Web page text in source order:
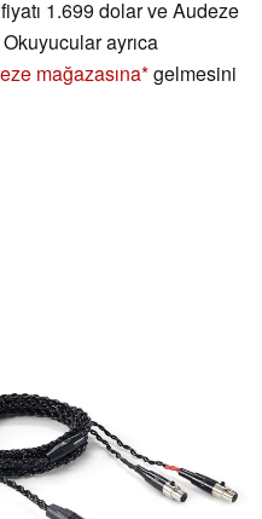
1.699 dolar ve Audeze
ayrıca
mağazasına gelmesini